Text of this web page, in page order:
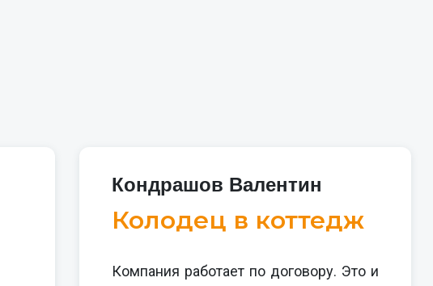
Кондрашов Валентин
Колодец в коттедж
Компания работает по договору. Это и